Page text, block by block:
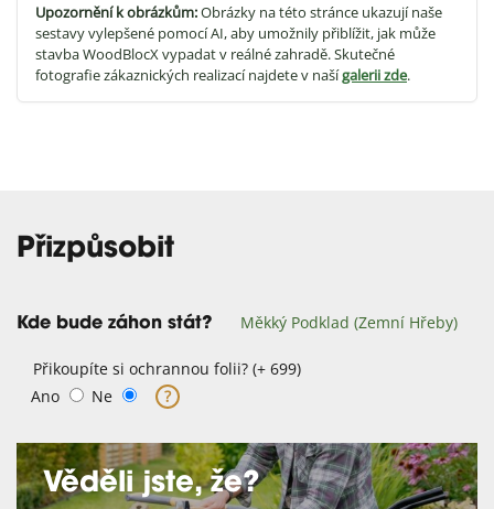
Upozornění k obrázkům:Obrázky na této stránce ukazují naše
sestavy vylepšené pomocí AI, aby umožnily přiblížit, jak může
stavba WoodBlocX vypadat v reálné zahradě. Skutečné
fotografie zákaznických realizací najdete v našígalerii zde.
Přizpůsobit
Kde bude záhon stát? Měkký Podklad (zemní Hřeby)
Přikoupíte si ochrannou folii? (+ 699)
Ano
Ne ?
Věděli jste, že?